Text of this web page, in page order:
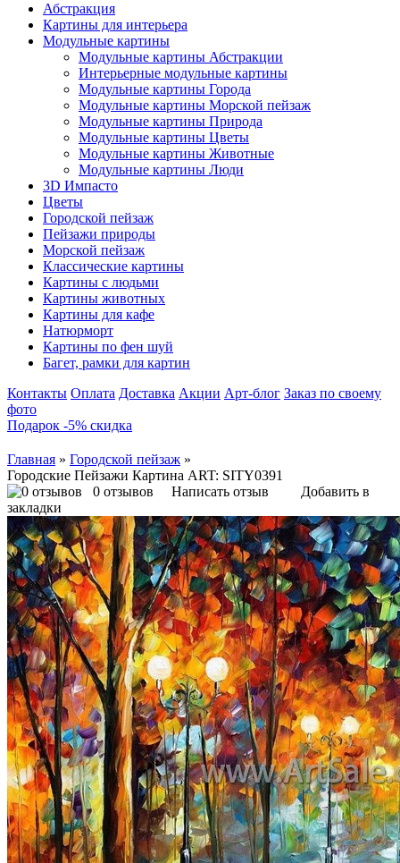
Абстракция
Картины для интерьера
Модульные картины
Модульные картины Абстракции
Интерьерные модульные картины
Модульные картины Города
Модульные картины Морской пейзаж
Модульные картины Природа
Модульные картины Цветы
Модульные картины Животные
Модульные картины Люди
3D Импасто
Цветы
Городской пейзаж
Пейзажи природы
Морской пейзаж
Классические картины
Картины с людьми
Картины животных
Картины для кафе
Натюрморт
Картины по фен шуй
Багет, рамки для картин
Контакты Оплата Доставка Акции Арт-блог Заказ по своему
фото
Подарок -5% скидка
Главная » Городской пейзаж »
Городские Пейзажи Картина ART: SITY0391
0 отзывов
Написать отзыв
Добавить в
закладки